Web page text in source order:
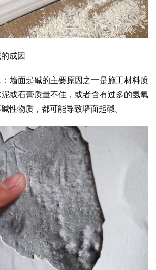
成因
墙面起碱的主要原因之一是施工材料质
或石膏质量不佳，或者含有过多的氢氧
性物质，都可能导致墙面起碱。